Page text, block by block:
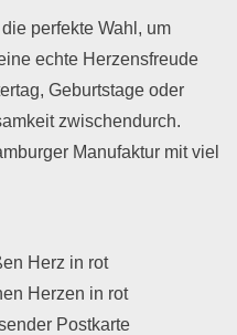
perfekte Wahl, um
echte Herzensfreude
Geburtstage oder
zwischendurch.
Manufaktur mit viel
Herz in rot
Herzen in rot
Postkarte